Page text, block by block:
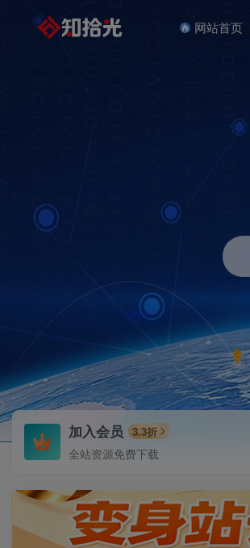
网站首页
加入会员 3.3折
全站资源免费下载